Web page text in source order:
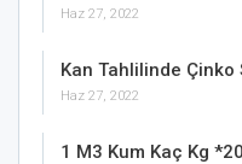
Haz 27, 2022
Kan Tahlilinde Çinko
Haz 27, 2022
1 M3 Kum Kaç Kg